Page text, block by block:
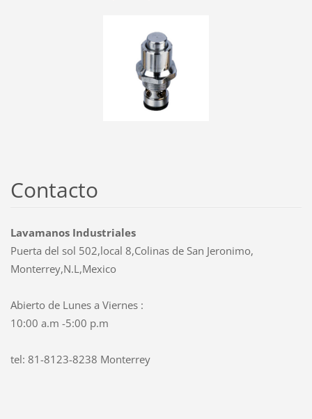
Contacto
Lavamanos Industriales
Puerta del sol 502,local 8,Colinas de San Jeronimo,
Monterrey,N.L,Mexico
Abierto de Lunes a Viernes :
10:00 a.m -5:00 p.m
tel: 81-8123-8238 Monterrey